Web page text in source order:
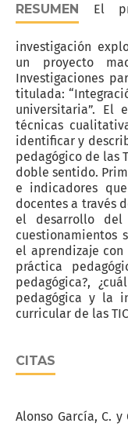
RESUMEN El
investigación
un proyecto
Investigaciones
titulada:
universitaria”. El
técnicas
identificar y
pedagógico de las
doble sentido.
e indicadores
docentes a través
el desarrollo
cuestionamientos
el aprendizaje
práctica
pedagógica?,
pedagógica y la
curricular de las
CITAS
Alonso García, C.